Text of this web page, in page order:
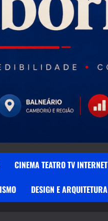
CINEMA TEATRO TV INTERNET
DESIGN E ARQUITETURA